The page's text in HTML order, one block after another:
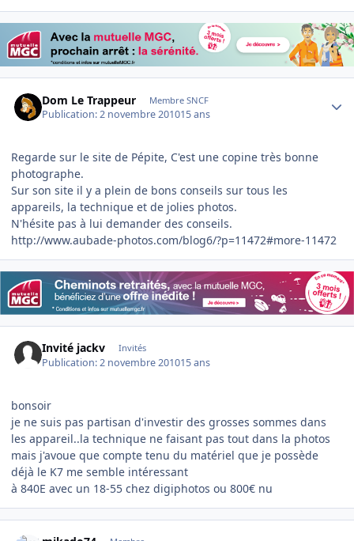
Dom Le Trappeur Membre SNCF
Publication:2 novembre 201015 ans
Regarde sur le site de Pépite, C'est une copine très bonne
photographe.
Sur son site il y a plein de bons conseils sur tous les
appareils, la technique et de jolies photos.
N'hésite pas à lui demander des conseils.
http://www.aubade-photos.com/blog6/?p=11472#more-11472
Invité jackv Invités
Publication:2 novembre 201015 ans
bonsoir
je ne suis pas partisan d'investir des grosses sommes dans
les appareil..la technique ne faisant pas tout dans la photos
mais j'avoue que compte tenu du matériel que je possède
déjà le K7 me semble intéressant
à 840E avec un 18-55 chez digiphotos ou 800€ nu